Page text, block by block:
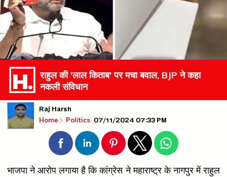
राहुल की 'लाल किताब' पर मचा बवाल, BJP ने कहा
नकली संविधान
Raj Harsh
Home Politics 07/11/2024 07:33 PM
भाजपा ने आरोप लगाया है कि कांग्रेस ने महाराष्ट्र के नागपुर में राहुल